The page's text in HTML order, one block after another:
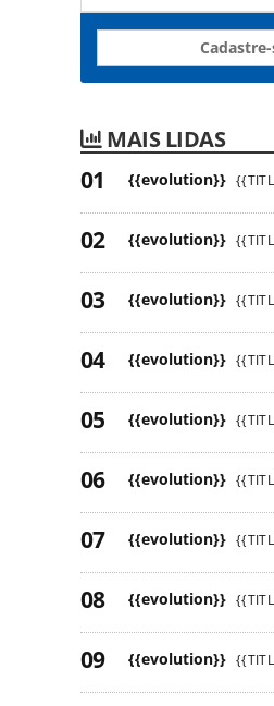
MAIS LIDAS
{{evolution}}
{{evolution}}
{{evolution}}
{{evolution}}
{{evolution}}
{{evolution}}
{{evolution}}
{{evolution}}
{{evolution}}